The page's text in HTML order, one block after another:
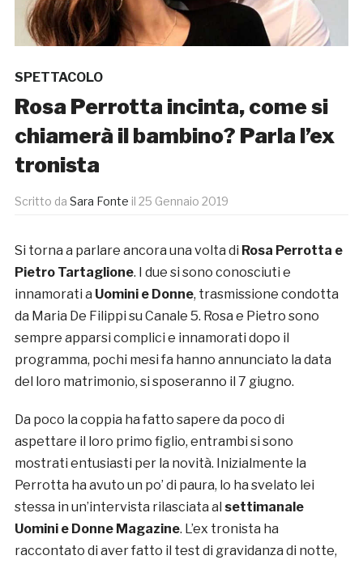
SPETTACOLO
Rosa Perrotta incinta, come si
chiamerà il bambino? Parla l’ex
tronista
Scritto da Sara Fonte il 25 Gennaio 2019
Si torna a parlare ancora una volta di Rosa Perrotta e
Pietro Tartaglione. I due si sono conosciuti e
innamorati a Uomini e Donne, trasmissione condotta
da Maria De Filippi su Canale 5. Rosa e Pietro sono
sempre apparsi complici e innamorati dopo il
programma, pochi mesi fa hanno annunciato la data
del loro matrimonio, si sposeranno il 7 giugno.
Da poco la coppia ha fatto sapere da poco di
aspettare il loro primo figlio, entrambi si sono
mostrati entusiasti per la novità. Inizialmente la
Perrotta ha avuto un po’ di paura, lo ha svelato lei
stessa in un’intervista rilasciata al settimanale
Uomini e Donne Magazine. L’ex tronista ha
raccontato di aver fatto il test di gravidanza di notte,